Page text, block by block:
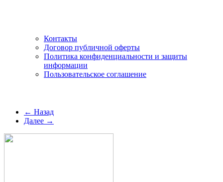
Контакты
Договор публичной оферты
Политика конфиденциальности и защиты
информации
Пользовательское соглашение
← Назад
Далее →